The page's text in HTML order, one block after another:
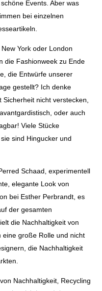
Events. Aber was
bei einzelnen
York oder London
die Fashionweek zu Ende
die Entwürfe unserer
gestellt? Ich denke
nicht verstecken,
oder auch
Viele Stücke
sind Hingucker und
Schaad, experimentell
elegante Look von
bei Esther Perbrandt, es
der gesamten
die Nachhaltigkeit von
eine große Rolle und nicht
die Nachhaltigkeit
Nachhaltigkeit, Recycling